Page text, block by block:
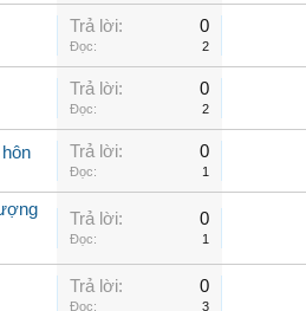
Trả lời: 0
Đọc: 2
Trả lời: 0
Đọc: 2
Trả lời: 0
Đọc: 1
Trả lời: 0
Đọc: 1
Trả lời: 0
Đọc: 3